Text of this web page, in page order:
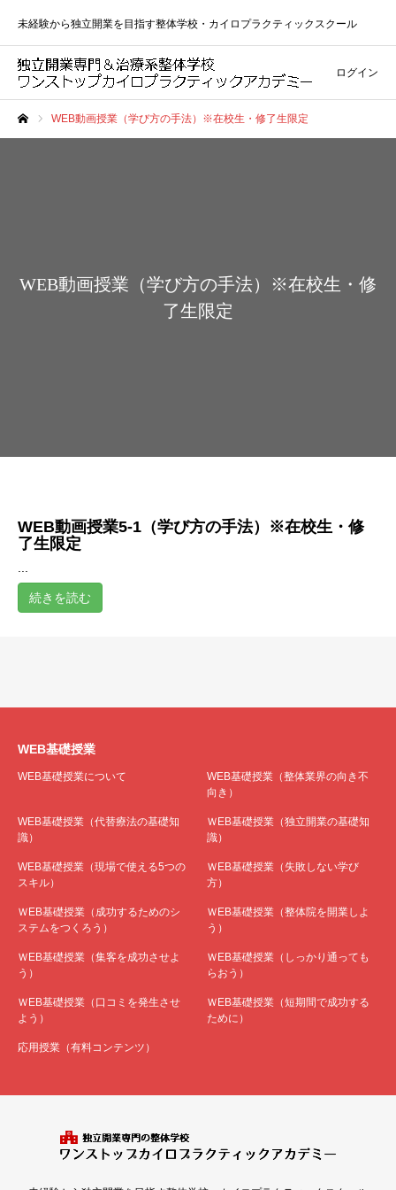
未経験から独立開業を目指す整体学校・カイロプラクティックスクール
ログイン
WEB動画授業（学び方の手法）※在校生・修了生限定
WEB動画授業（学び方の手法）※在校生・修
了生限定
WEB動画授業5-1（学び方の手法）※在校生・修
了生限定
続きを読む
WEB基礎授業
WEB基礎授業について
WEB基礎授業（整体業界の向き不
向き）
WEB基礎授業（代替療法の基礎知
識）
ＷEB基礎授業（独立開業の基礎知
識）
WEB基礎授業（現場で使える5つの
スキル）
ＷEB基礎授業（失敗しない学び
方）
ＷEB基礎授業（成功するためのシ
ステムをつくろう）
ＷEB基礎授業（整体院を開業しよ
う）
ＷEB基礎授業（集客を成功させよ
う）
ＷEB基礎授業（しっかり通っても
らおう）
ＷEB基礎授業（口コミを発生させ
よう）
ＷEB基礎授業（短期間で成功する
ために）
応用授業（有料コンテンツ）